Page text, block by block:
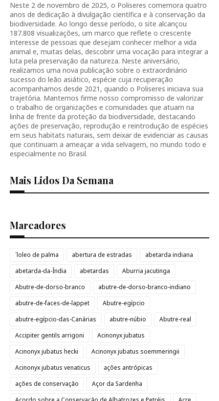
Neste 2 de novembro de 2025, o Poliseres comemora quatro
anos de dedicação à divulgação científica e à conservação da
biodiversidade. Ao longo desse período, o site alcançou
187.808 visualizações, um marco que reflete o crescente
interesse de pessoas que desejam conhecer melhor a vida
animal e, muitas delas, descobrir uma vocação para integrar a
luta pela preservação da natureza. Neste aniversário,
realizamos uma nova publicação sobre o extraordinário
sucesso do leão asiático, espécie cuja recuperação
acompanhamos desde 2021, quando o Poliseres iniciava sua
trajetória. Mantemos firme nosso compromisso de valorizar
o trabalho de organizações e comunidades que atuam na
linha de frente da proteção da biodiversidade, destacando
ações de preservação, reprodução e reintrodução de espécies
em seus habitats naturais, sem deixar de evidenciar as causas
que continuam a ameaçar a vida selvagem, no mundo todo e
especialmente no Brasil.
Mais Lidos Da Semana
Marcadores
´loleo de palma abertura de estradas
abetarda indiana
abetarda-da-Índia
abetardas
Aburria jacutinga
Abutre-de-dorso-branco
abutre-de-dorso-branco-indiano
abutre-de-faces-de-lappet
Abutre-egípcio
abutre-egípcio-das-Canárias
abutre-núbio
Abutre-real
Accipiter gentils arrigoni
Acinonyx jubatus
Acinonyx jubatus hecki
Acinonyx jubatus soemmeringii
Acinonyx jubatus venaticus
ações antrópicas
ações de conservação
Açor da Sardenha